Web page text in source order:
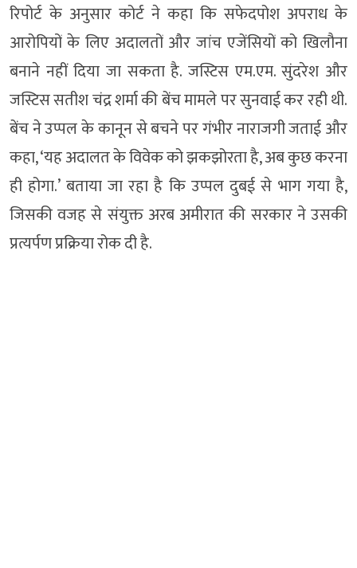
रिपोर्ट के अनुसार कोर्ट ने कहा कि सफेदपोश अपराध के
आरोपियों के लिए अदालतों और जांच एजेंसियों को खिलौना
बनाने नहीं दिया जा सकता है. जस्टिस एम.एम. सुंदरेश और
जस्टिस सतीश चंद्र शर्मा की बेंच मामले पर सुनवाई कर रही थी.
बेंच ने उप्पल के कानून से बचने पर गंभीर नाराजगी जताई और
कहा, ‘यह अदालत के विवेक को झकझोरता है, अब कुछ करना
ही होगा.’ बताया जा रहा है कि उप्पल दुबई से भाग गया है,
जिसकी वजह से संयुक्त अरब अमीरात की सरकार ने उसकी
प्रत्यर्पण प्रक्रिया रोक दी है.